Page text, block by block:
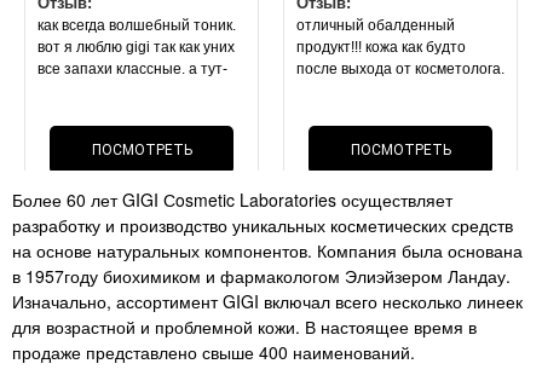
как всегда волшебный тоник.
вот я люблю gigi так как уних
все запахи классные. а тут-
лосьон(( но это не важно,
эффект- все что описано по
нереально!!! мои черные
точки. расширенные поры-
супер средство как и всегда .
не перестану это писать в
каждом продукте.!
ПОСМОТРЕТЬ
ОТЗЫВ
отличный обалденный
продукт!!! кожа как будто
после выхода от косметолога.
приятной текстуры.
результат на 2 й день . стоит
косметика данного бренда
ПОСМОТРЕТЬ
ОТЗЫВ
Более 60 лет GIGI Сosmetic Laboratories осуществляет
разработку и производство уникальных косметических средств
на основе натуральных компонентов. Компания была основана
в 1957году биохимиком и фармакологом Элиэйзером Ландау.
Изначально, ассортимент GIGI включал всего несколько линеек
для возрастной и проблемной кожи. В настоящее время в
продаже представлено свыше 400 наименований.